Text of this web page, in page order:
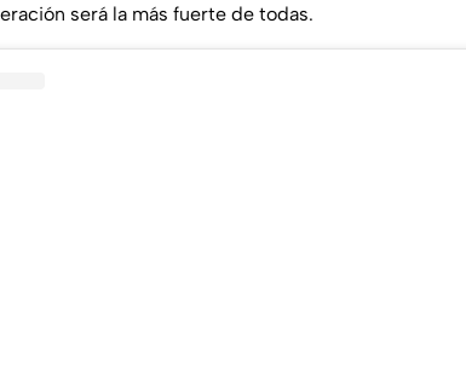
será la más fuerte de todas.